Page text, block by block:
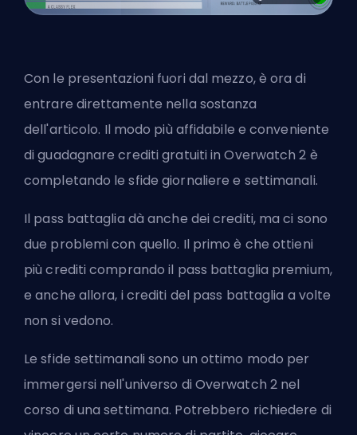
Con le presentazioni fuori dal mezzo, è ora di
entrare direttamente nella sostanza
dell'articolo. Il modo più affidabile e conveniente
di guadagnare crediti gratuiti in Overwatch 2 è
completando le sfide giornaliere e settimanali.
Il pass battaglia dà anche dei crediti, ma ci sono
due problemi con quello. Il primo è che ottieni
più crediti comprando il pass battaglia premium,
e anche allora, i crediti del pass battaglia a volte
non si vedono.
Le sfide settimanali sono un ottimo modo per
immergersi nell'universo di Overwatch 2 nel
corso di una settimana. Potrebbero richiedere di